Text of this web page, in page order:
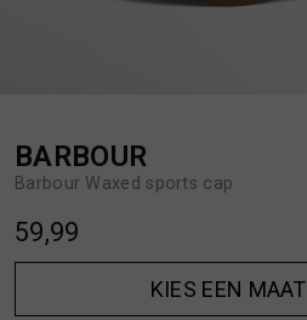
BARBOUR
Barbour Waxed sports cap
59,99
KIES EEN MAAT